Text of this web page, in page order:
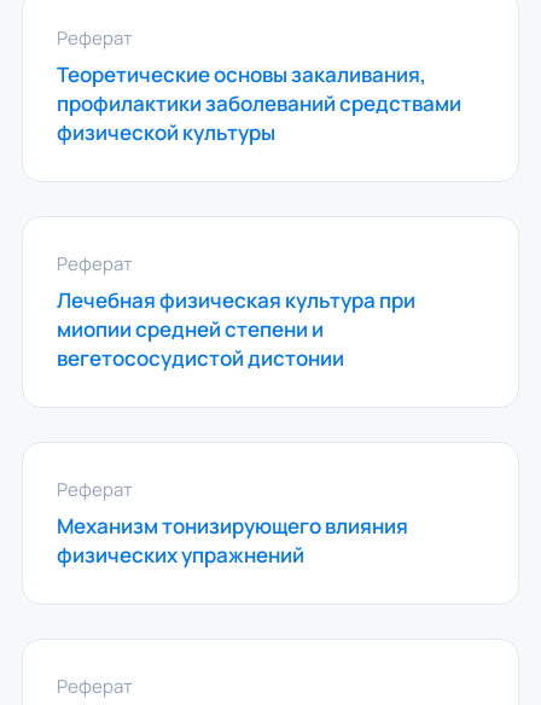
Реферат
Теоретические основы закаливания,
профилактики заболеваний средствами
физической культуры
Реферат
Лечебная физическая культура при
миопии средней степени и
вегетососудистой дистонии
Реферат
Механизм тонизирующего влияния
физических упражнений
Реферат